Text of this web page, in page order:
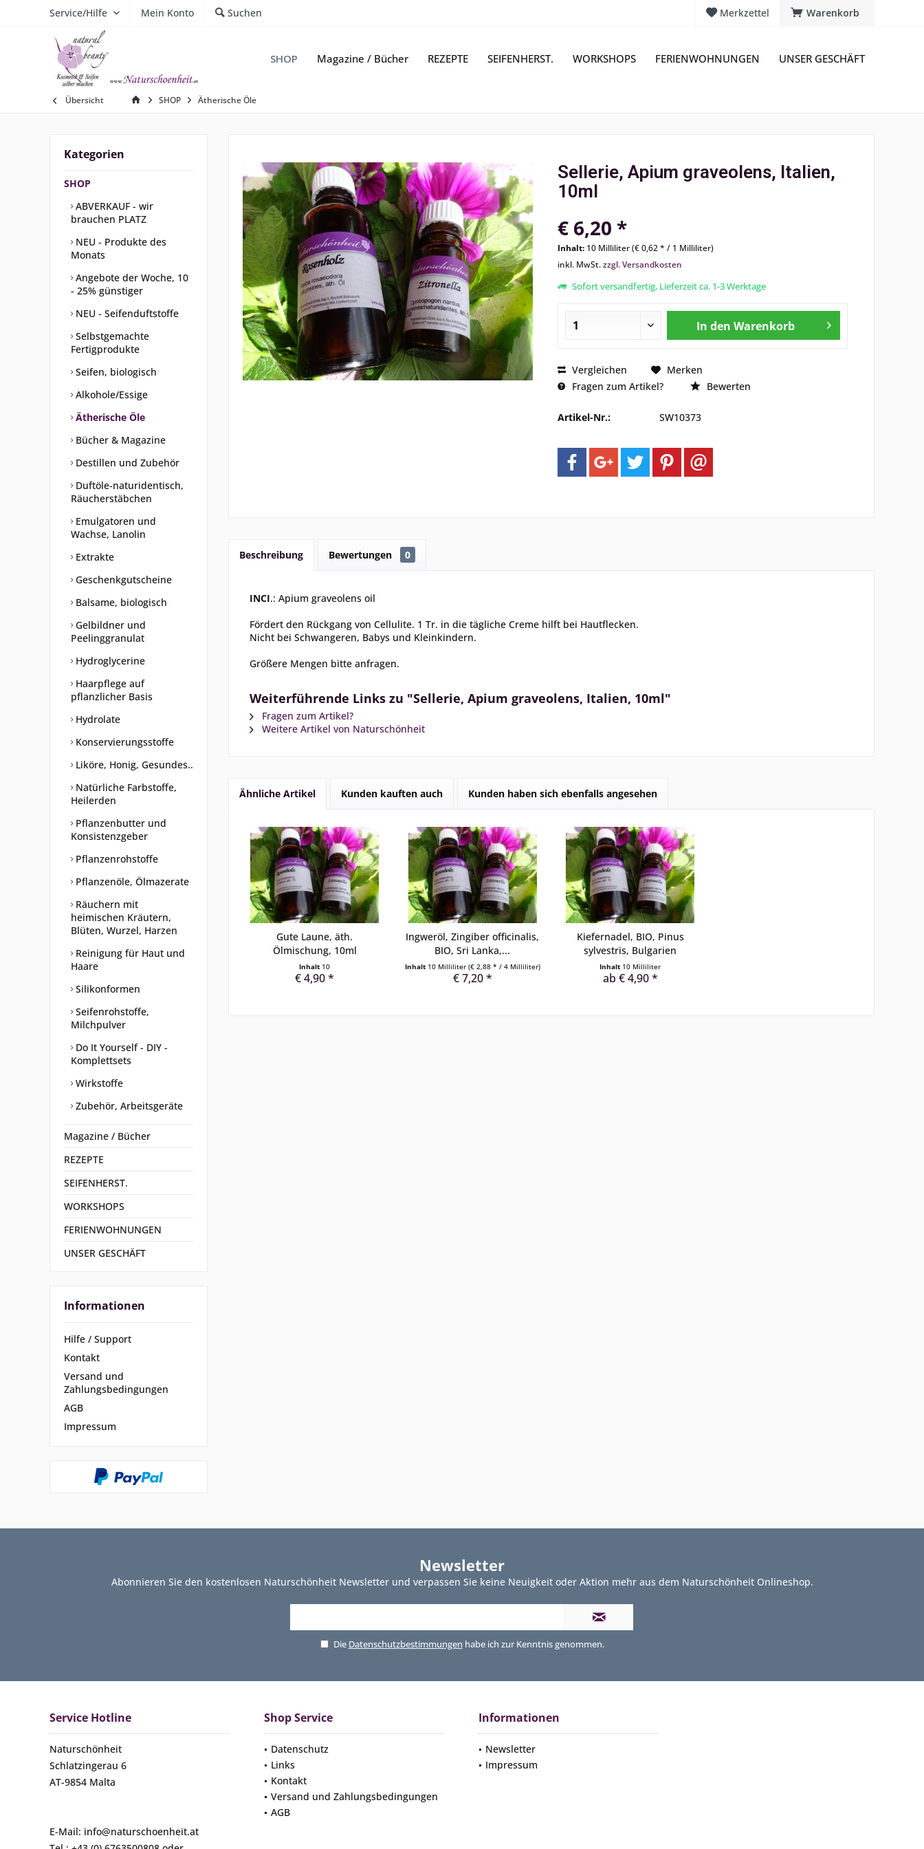
Warenkorb
Merkzettel
Service/Hilfe Mein Konto Suchen
SHOP Magazine / Bücher REZEPTE SEIFENHERST. WORKSHOPS FERIENWOHNUNGEN UNSER GESCHÄFT
Übersicht SHOP Ätherische Öle
Kategorien
SHOP
ABVERKAUF - wir
brauchen PLATZ
NEU - Produkte des
Monats
Angebote der Woche, 10
- 25% günstiger
NEU - Seifenduftstoffe
Selbstgemachte
Fertigprodukte
Seifen, biologisch
Alkohole/Essige
Ätherische Öle
Bücher & Magazine
Destillen und Zubehör
Duftöle-naturidentisch,
Räucherstäbchen
Emulgatoren und
Wachse, Lanolin
Extrakte
Geschenkgutscheine
Balsame, biologisch
Gelbildner und
Peelinggranulat
Hydroglycerine
Haarpflege auf
pflanzlicher Basis
Hydrolate
Konservierungsstoffe
Liköre, Honig, Gesundes..
Natürliche Farbstoffe,
Heilerden
Pflanzenbutter und
Konsistenzgeber
Pflanzenrohstoffe
Pflanzenöle, Ölmazerate
Räuchern mit
heimischen Kräutern,
Blüten, Wurzel, Harzen
Reinigung für Haut und
Haare
Silikonformen
Seifenrohstoffe,
Milchpulver
Do It Yourself - DIY -
Komplettsets
Wirkstoffe
Zubehör, Arbeitsgeräte
Magazine / Bücher
REZEPTE
SEIFENHERST.
WORKSHOPS
FERIENWOHNUNGEN
UNSER GESCHÄFT
Informationen
Hilfe / Support
Kontakt
Versand und
Zahlungsbedingungen
AGB
Impressum
Sellerie, Apium graveolens, Italien,
10ml
€ 6,20 *
Inhalt: 10 Milliliter (€ 0,62 * / 1 Milliliter)
inkl. MwSt.zzgl. Versandkosten
Sofort versandfertig, Lieferzeit ca. 1-3 Werktage
In den Warenkorb
Vergleichen
Merken
Fragen zum Artikel?
Bewerten
Artikel-Nr.: SW10373
Beschreibung Bewertungen 0
INCI.: Apium graveolens oil
Fördert den Rückgang von Cellulite. 1 Tr. in die tägliche Creme hilft bei Hautflecken.
Nicht bei Schwangeren, Babys und Kleinkindern.
Größere Mengen bitte anfragen.
Weiterführende Links zu "Sellerie, Apium graveolens, Italien, 10ml"
Fragen zum Artikel?
Weitere Artikel von Naturschönheit
Ähnliche Artikel Kunden kauften auch Kunden haben sich ebenfalls angesehen
Gute Laune, äth.
Ölmischung, 10ml
Inhalt 10
€ 4,90 *
Ingweröl, Zingiber officinalis,
BIO, Sri Lanka,...
Inhalt 10 Milliliter (€ 2,88 * / 4 Milliliter)
€ 7,20 *
Kiefernadel, BIO, Pinus
sylvestris, Bulgarien
Inhalt 10 Milliliter
ab € 4,90 *
Newsletter
Abonnieren Sie den kostenlosen Naturschönheit Newsletter und verpassen Sie keine Neuigkeit oder Aktion mehr aus dem Naturschönheit Onlineshop.
Die Datenschutzbestimmungen habe ich zur Kenntnis genommen.
Service Hotline
Naturschönheit
Schlatzingerau 6
AT-9854 Malta
E-Mail: info@naturschoenheit.at
Shop Service
Datenschutz
Links
Kontakt
Versand und Zahlungsbedingungen
AGB
Informationen
Newsletter
Impressum